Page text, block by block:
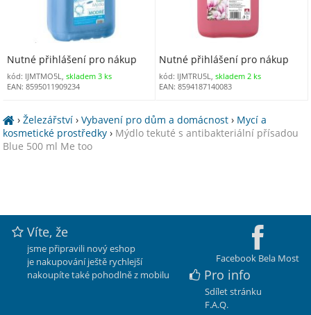
Nutné přihlášení pro nákup
kód: IJMTMO5L, skladem 3 ks
EAN: 8595011909234
Nutné přihlášení pro nákup
kód: IJMTRU5L,skladem 2 ks
EAN: 8594187140083
›Železářství ›Vybavení pro dům a domácnost › Mycí a
kosmetické prostředky › Mýdlo tekuté s antibakteriální přísadou
Blue 500 ml Me too
Facebook Bela Most
Víte, že
jsme připravili nový eshop
je nakupování ještě rychlejší
nakoupíte také pohodlně z mobilu
Pro info
Sdílet stránku
F.A.Q.